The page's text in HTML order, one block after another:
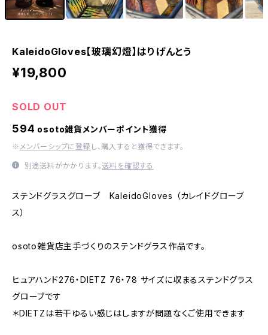
KaleidoGloves【玻璃幻燈】はりげんとう
¥19,800
SOLD OUT
594 osoto雑貨メンバーポイント獲得
※ メンバーシップに登録 し、購入すると獲得できます。
別途送料がかかります。送料を確認する
ステンドグラスグローブ KaleidoGloves （カレイドグローブ
ス）
osoto雑貨店主手づくりのステンドグラス作品です。
ヒュアハンド276・DIETZ 76・78 サイズに収まるステンドグラス
グローブです
＊DIETZは若干ゆるい感じはしますが問題なくご使用できます